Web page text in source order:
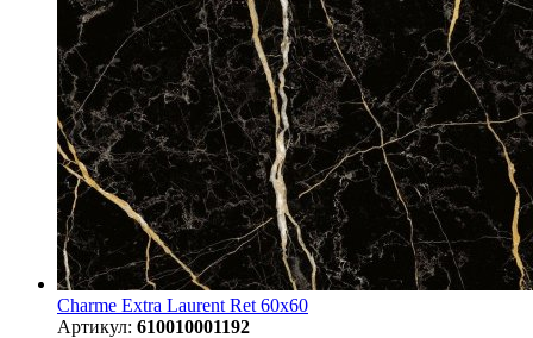
Charme Extra Laurent Ret 60x60
Артикул: 610010001192